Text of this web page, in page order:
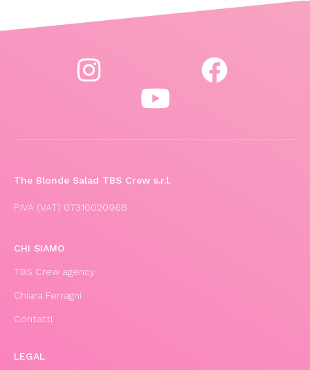
The Blonde Salad TBS Crew s.r.l.
P.IVA (VAT) 07310020966
CHI SIAMO
TBS Crew agency
Chiara Ferragni
Contatti
LEGAL